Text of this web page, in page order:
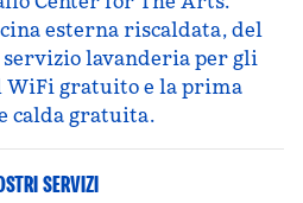
esterna riscaldata, del
lavanderia per gli
gratuito e la prima
calda gratuita.
SERVIZI